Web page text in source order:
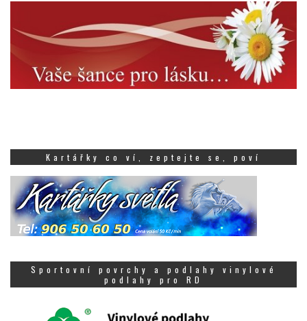
Kartářky co ví, zeptejte se, poví
Sportovní povrchy a podlahy vinylové
podlahy pro RD